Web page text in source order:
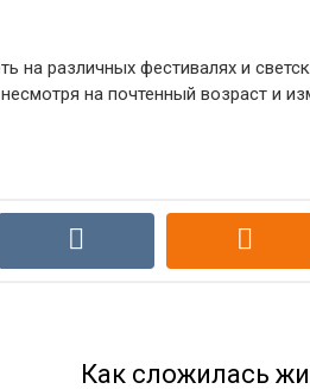
различных фестивалях и
на почтенный возраст и
Как сложилась